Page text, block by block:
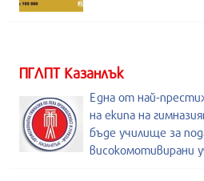
ПГЛПТ Казанлък
Една от най-
на екипа на
бъде училище за
високомотивирани